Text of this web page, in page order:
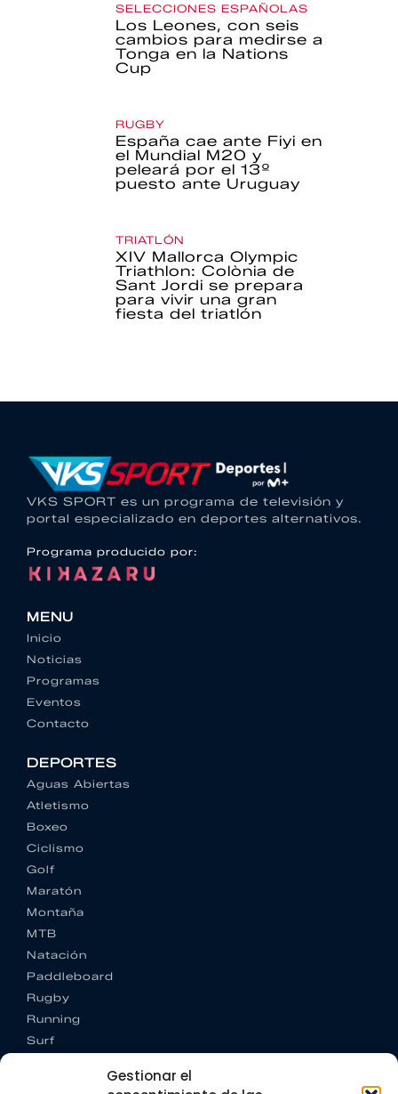
Gestionar el
SELECCIONES ESPAÑOLAS
Los Leones, con seis
cambios para medirse a
Tonga en la Nations
Cup
RUGBY
España cae ante Fiyi en
el Mundial M20 y
peleará por el 13º
puesto ante Uruguay
TRIATLÓN
XIV Mallorca Olympic
Triathlon: Colònia de
Sant Jordi se prepara
para vivir una gran
fiesta del triatlón
VKS SPORT es un programa de televisión y
portal especializado en deportes alternativos.
Programa producido por:
MENU
Inicio
Noticias
Programas
Eventos
Contacto
DEPORTES
Aguas Abiertas
Atletismo
Boxeo
Ciclismo
Golf
Maratón
Montaña
MTB
Natación
Paddleboard
Rugby
Running
Surf